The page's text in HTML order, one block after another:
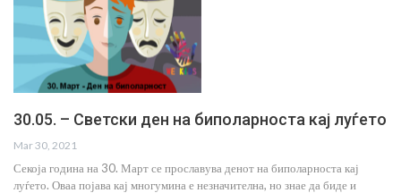
30.05. – Светски ден на биполарноста кај луѓето
Mar 30, 2021
Секоја година на 30. Март се прославува денот на биполарноста кај
луѓето. Оваа појава кај многумина е незначителна, но знае да биде и